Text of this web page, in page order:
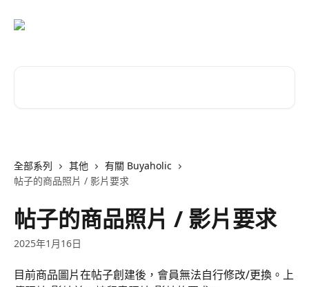
全部系列 其他
有關 Buyaholic
帖子的商品照片 / 影片要求
帖子的商品照片 / 影片要求
2025年1月16日
目前商品圖片在帖子創建後，會員無法自行修改/更換。上